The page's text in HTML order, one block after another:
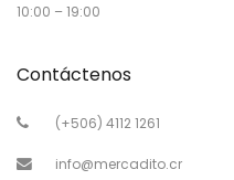
10:00 – 19:00
Contáctenos
(+506) 4112 1261
info@mercadito.cr